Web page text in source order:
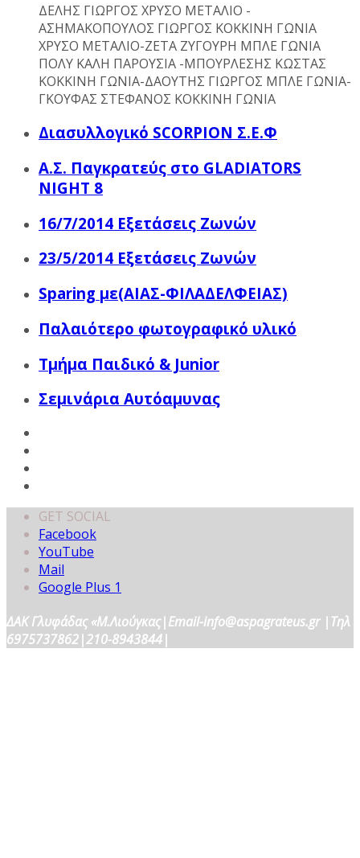
ΔΕΛΗΣ ΓΙΩΡΓΟΣ ΧΡΥΣΟ ΜΕΤΑΛΙΟ -
ΑΣΗΜΑΚΟΠΟΥΛΟΣ ΓΙΩΡΓΟΣ ΚΟΚΚΙΝΗ ΓΩΝΙΑ
ΧΡΥΣΟ ΜΕΤΑΛΙΟ-ΖΕΤΑ ΖΥΓΟΥΡΗ ΜΠΛΕ ΓΩΝΙΑ
ΠΟΛΥ ΚΑΛΗ ΠΑΡΟΥΣΙΑ -ΜΠΟΥΡΛΕΣΗΣ ΚΩΣΤΑΣ
ΚΟΚΚΙΝΗ ΓΩΝΙΑ-ΔΑΟΥΤΗΣ ΓΙΩΡΓΟΣ ΜΠΛΕ ΓΩΝΙΑ-
ΓΚΟΥΦΑΣ ΣΤΕΦΑΝΟΣ ΚΟΚΚΙΝΗ ΓΩΝΙΑ
Διασυλλογικό SCORPION Σ.Ε.Φ
Α.Σ. Παγκρατεύς στο GLADIATORS
NIGHT 8
16/7/2014 Εξετάσεις Ζωνών
23/5/2014 Εξετάσεις Ζωνών
Sparing με(ΑΙΑΣ-ΦΙΛΑΔΕΛΦΕΙΑΣ)
Παλαιότερο φωτογραφικό υλικό
Τμήμα Παιδικό & Junior
Σεμινάρια Αυτόαμυνας
GET SOCIAL
Facebook
YouTube
Mail
Google Plus 1
ΔΑΚ Γλυφάδας «Μ.Λιούγκας|Email-info@aspagrateus.gr |Τηλ
6975737862|210-8943844|